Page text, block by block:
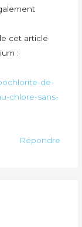
cet article
:
de-
chlore-sans-
Répondre